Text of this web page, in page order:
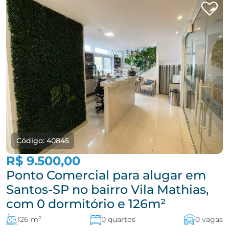
Código: 40845
R$ 9.500,00
Ponto Comercial para alugar em
Santos-SP no bairro Vila Mathias,
com 0 dormitório e 126m²
126 m² 0 quartos 0 vagas